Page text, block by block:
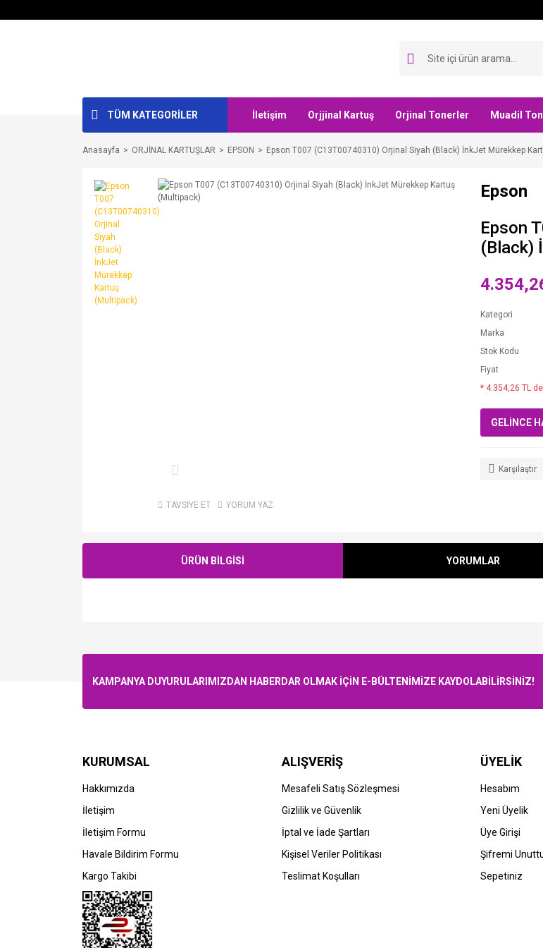
TÜM KATEGORİLER İletişim Orjjinal Kartuş Orjinal Tonerler Muadil
Anasayfa ORJİNAL KARTUŞLAR EPSON Epson T007 (C13T00740310) Orjinal Siyah (Black) İnkJet Mürekkep
TAVSİYE ET YORUM YAZ
Epson
Epson
(Black)
Kategori
Marka
Stok Kodu
Fiyat
* 4.354,26 TL
GELİNCE
Karşılaştır
ÜRÜN BİLGİSİ YORUMLAR
KAMPANYA DUYURULARIMIZDAN HABERDAR OLMAK İÇİN E-BÜLTENİMİZE KAYDOLABİLİRSİNİZ!
KURUMSAL
Hakkımızda
İletişim
İletişim Formu
Havale Bildirim Formu
Kargo Takibi
ALIŞVERİŞ
Mesafeli Satış Sözleşmesi
Gizlilik ve Güvenlik
İptal ve İade Şartları
Kişisel Veriler Politikası
Teslimat Koşulları
ÜYELİK
Hesabım
Yeni Üyelik
Üye Girişi
Şifremi
Sepetiniz